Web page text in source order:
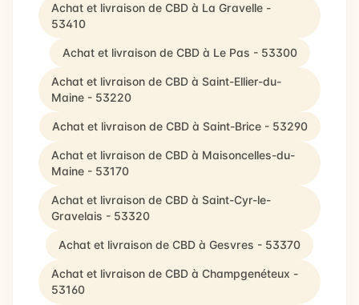
Achat et livraison de CBD à La Gravelle -
53410
Achat et livraison de CBD à Le Pas - 53300
Achat et livraison de CBD à Saint-Ellier-du-
Maine - 53220
Achat et livraison de CBD à Saint-Brice - 53290
Achat et livraison de CBD à Maisoncelles-du-
Maine - 53170
Achat et livraison de CBD à Saint-Cyr-le-
Gravelais - 53320
Achat et livraison de CBD à Gesvres - 53370
Achat et livraison de CBD à Champgenéteux -
53160